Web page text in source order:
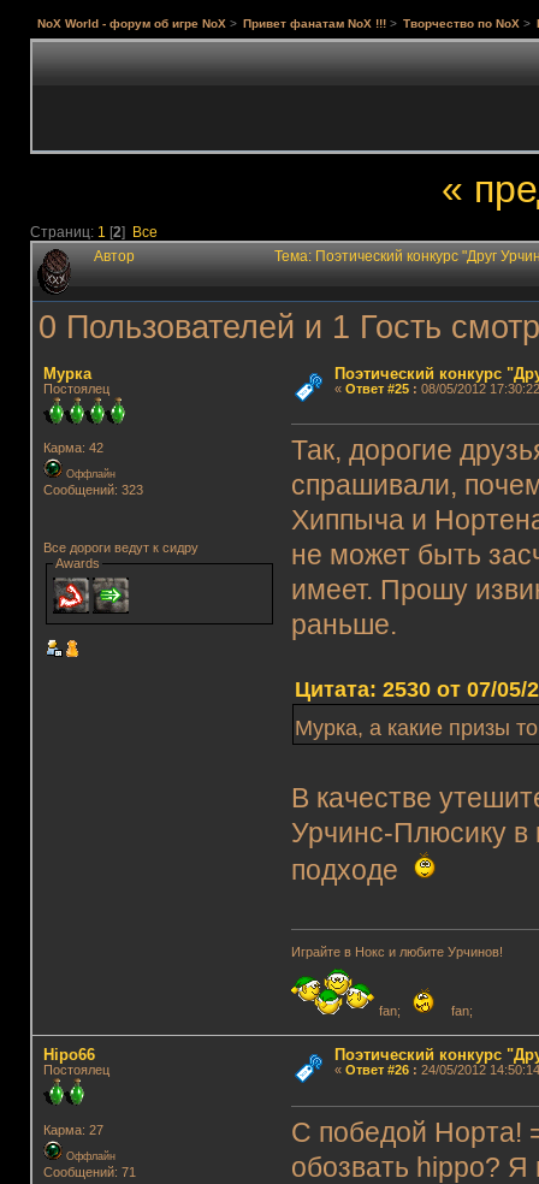
NoX World - форум об игре NoX > Привет фанатам NoX !!! > Творчество по NoX >
«
Страниц: 1 [2] Все
Автор Тема: Поэтический конкурс "Друг
0 Пользователей и 1 Гость
Мурка
Постоялец
Карма: 42
Оффлайн
Сообщений: 323
Все дороги ведут к сидру
Awards
Поэтический конкурс
« Ответ #25: 08/05/2012
Так, дорогие
спрашивали,
Хиппыча и
не может быть
имеет. Прошу
раньше.
Цитата: 2530 от 07/05/
Мурка, а какие призы
В качестве
Урчинс-Плюсику в
подходе
Играйте в Нокс и любите Урчинов!
fan; fan;
Hipo66
Постоялец
Карма: 27
Оффлайн
Сообщений: 71
Поэтический конкурс
« Ответ #26: 24/05/2012
С победой Норта!
обозвать hippo? Я